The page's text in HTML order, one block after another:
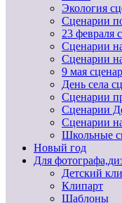
Экология
Сценарии
23 февраля
Сценарии
Сценарии
9 мая
День села
Сценарии
Сценарии
Сценарии
Школьные
Новый год
Для
Детский
Клипарт
Шаблоны